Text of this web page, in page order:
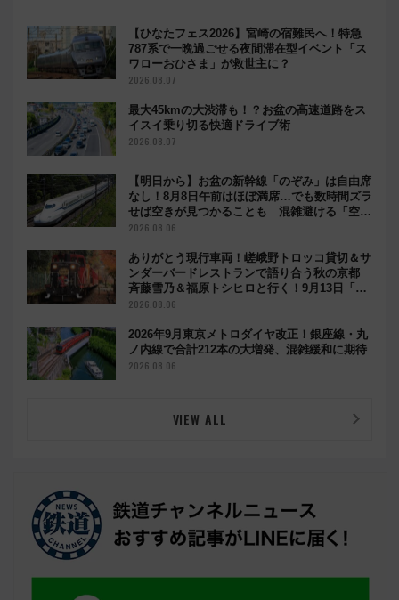
【ひなたフェス2026】宮崎の宿難民へ！特急
787系で一晩過ごせる夜間滞在型イベント「ス
ワローおひさま」が救世主に？
2026.08.07
最大45kmの大渋滞も！？お盆の高速道路をス
イスイ乗り切る快適ドライブ術
2026.08.07
【明日から】お盆の新幹線「のぞみ」は自由席
なし！8月8日午前はほぼ満席…でも数時間ズラ
せば空きが見つかることも 混雑避ける「空
席」探しのコツ
2026.08.06
ありがとう現行車両！嵯峨野トロッコ貸切＆サ
ンダーバードレストランで語り合う秋の京都
斉藤雪乃＆福原トシヒロと行く！9月13日「京
都の鉄道満喫ツアー」開催
2026.08.06
2026年9月東京メトロダイヤ改正！銀座線・丸
ノ内線で合計212本の大増発、混雑緩和に期待
2026.08.06
VIEW ALL